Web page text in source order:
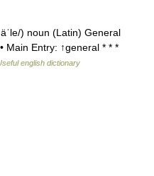
) noun (Latin) General
Main Entry: ↑general * * *
english dictionary